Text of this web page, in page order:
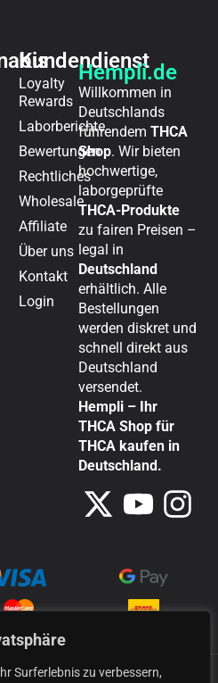
Surferlebnis zu verbessern,
Kundendienst
Loyalty
Rewards
Laborberichte
Bewertungen
Rechtliches​
Wholesale
Affiliate
Über uns
Kontakt
Login
Hempli.de
Willkommen in
Deutschlands
führendemTHCA
Shop. Wir bieten
hochwertige,
laborgeprüfte
THCA-Produkte
zu fairen Preisen –
legal in
Deutschland
erhältlich. Alle
Bestellungen
werden diskret und
schnell direkt aus
Deutschland
versendet.
Hempli – Ihr
THCA Shop für
THCA kaufen in
Deutschland.
hergestellt und erfüllen die